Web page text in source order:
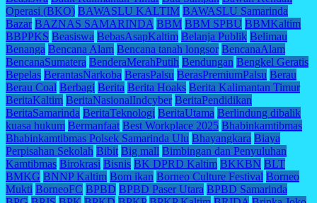
Operasi (BKO) BAWASLU KALTIM BAWASLU Samarinda
Bazar BAZNAS SAMARINDA BBM BBM SPBU BBMKaltim
BBPPKS Beasiswa BebasAsapKaltim Belanja Publik Belimau
Benanga Bencana Alam Bencana tanah longsor BencanaAlam
BencanaSumatera BenderaMerahPutih Bendungan Bengkel Geratis
Bepelas BerantasNarkoba BerasPalsu BerasPremiumPalsu Berau
Berau Coal Berbagi Berita Berita Hoaks Berita Kalimantan Timur
BeritaKaltim BeritaNasionalIndcyber BeritaPendidikan
BeritaSamarinda BeritaTeknologi BeritaUtama Berlindung dibalik
kuasa hukum Bermanfaat Best Workplace 2025 Bhabinkamtibmas
Bhabinkamtibmas Polsek Samarinda Ulu Bhayangkara Biaya
Perpisahan Sekolah Bibit Big mall Bimbingan dan Penyuluhan
Kamtibmas Birokrasi Bisnis BK DPRD Kaltim BKKBN BLT
BMKG BNNP Kaltim Bom ikan Borneo Culture Festival Borneo
Mukti BorneoFC BPBD BPBD Paser Utara BPBD Samarinda